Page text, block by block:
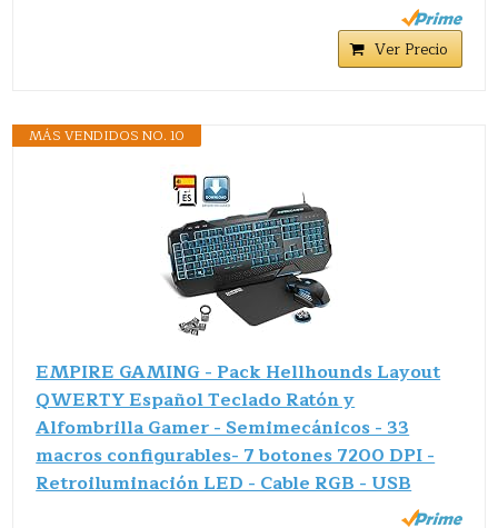
Ver Precio
MÁS VENDIDOS NO. 10
EMPIRE GAMING - Pack Hellhounds Layout
QWERTY Español Teclado Ratón y
Alfombrilla Gamer - Semimecánicos - 33
macros configurables- 7 botones 7200 DPI -
Retroiluminación LED - Cable RGB - USB